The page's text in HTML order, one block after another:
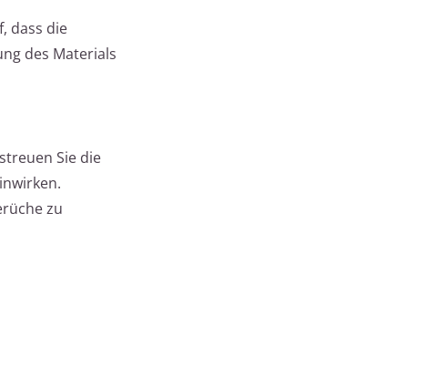
dass die
des Materials
Sie die
zu